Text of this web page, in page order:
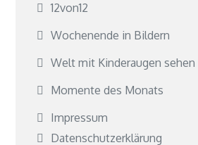
12von12
Wochenende in Bildern
Welt mit Kinderaugen sehen
Momente des Monats
Impressum
Datenschutzerklärung